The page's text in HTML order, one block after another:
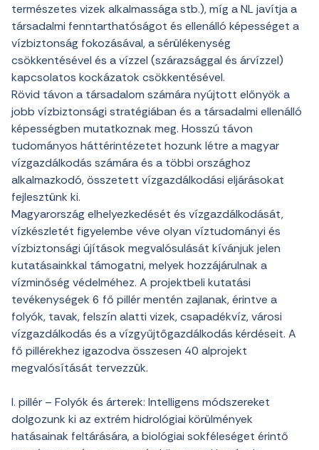
természetes vizek alkalmassága stb.), míg a NL javítja a
társadalmi fenntarthatóságot és ellenálló képességet a
vízbiztonság fokozásával, a sérülékenység
csökkentésével és a vízzel (szárazsággal és árvízzel)
kapcsolatos kockázatok csökkentésével.
Rövid távon a társadalom számára nyújtott előnyök a
jobb vízbiztonsági stratégiában és a társadalmi ellenálló
képességben mutatkoznak meg. Hosszú távon
tudományos háttérintézetet hozunk létre a magyar
vízgazdálkodás számára és a többi országhoz
alkalmazkodó, összetett vízgazdálkodási eljárásokat
fejlesztünk ki.
Magyarország elhelyezkedését és vízgazdálkodását,
vízkészletét figyelembe véve olyan víztudományi és
vízbiztonsági újítások megvalósulását kívánjuk jelen
kutatásainkkal támogatni, melyek hozzájárulnak a
vízminőség védelméhez. A projektbeli kutatási
tevékenységek 6 fő pillér mentén zajlanak, érintve a
folyók, tavak, felszín alatti vizek, csapadékvíz, városi
vízgazdálkodás és a vízgyűjtőgazdálkodás kérdéseit. A
fő pillérekhez igazodva összesen 40 alprojekt
megvalósítását tervezzük.
I. pillér – Folyók és árterek: Intelligens módszereket
dolgozunk ki az extrém hidrológiai körülmények
hatásainak feltárására, a biológiai sokféleséget érintő